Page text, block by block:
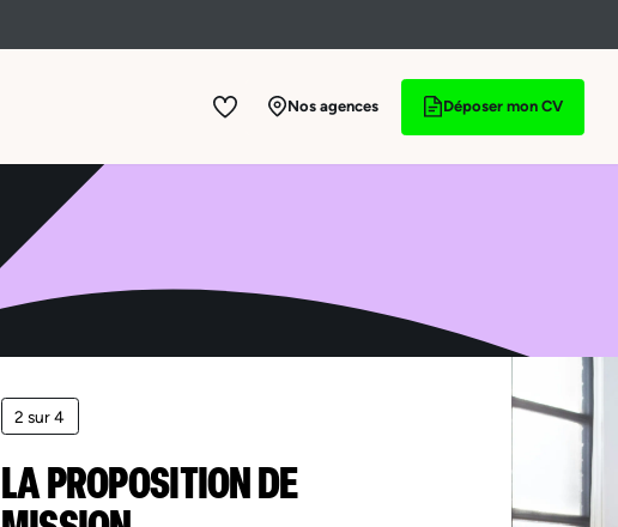
Nos agences Déposer mon CV
2 sur 4
LA PROPOSITION DE